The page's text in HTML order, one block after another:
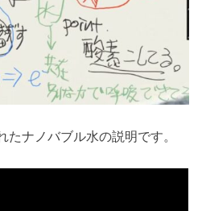
たナノバブル水の説明です。